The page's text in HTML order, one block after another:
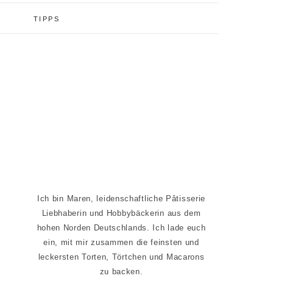
TIPPS
Ich bin Maren, leidenschaftliche Pâtisserie
Liebhaberin und Hobbybäckerin aus dem
hohen Norden Deutschlands. Ich lade euch
ein, mit mir zusammen die feinsten und
leckersten Torten, Törtchen und Macarons
zu backen.